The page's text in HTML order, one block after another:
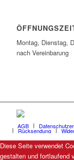
Montag, Dienstag,
nach Vereinbarung
AGB
Rücksendung
Diese Seite verwendet
gestalten und fortlaufend